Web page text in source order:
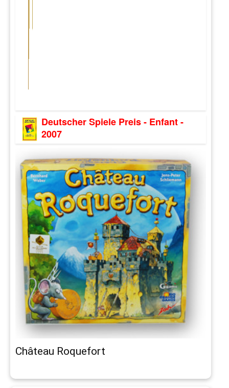
Deutscher Spiele Preis - Enfant -
2007
Château Roquefort